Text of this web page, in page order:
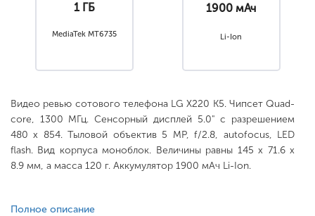
1 ГБ
MediaTek MT6735
1900 мАч
Li-Ion
Видео ревью сотового телефона LG X220 K5. Чипсет Quad-
core, 1300 МГц. Сенсорный дисплей 5.0" с разрешением
480 x 854. Тыловой объектив 5 MP, f/2.8, autofocus, LED
flash. Вид корпуса моноблок. Величины равны 145 x 71.6 x
8.9 мм, а масса 120 г. Аккумулятор 1900 мАч Li-Ion.
Полное описание